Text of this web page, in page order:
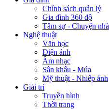
Chính sách quản lý
Gia đình 360 độ
Tâm sự - Chuyện nhà
Nghệ thuật
Văn học
Điện ảnh
Âm nhạc
Sân khấu - Múa
Mỹ thuật - Nhiếp ảnh
Giải trí
Truyền hình
Thời trang